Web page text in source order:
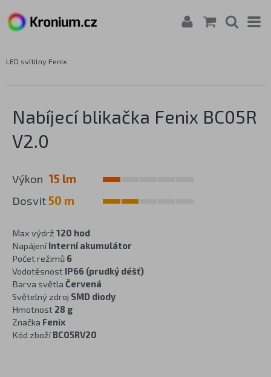
LED svítilny Fenix
Nabíjecí blikačka Fenix BC05R
V2.0
Výkon 15 lm
Dosvit50 m
Max výdrž 120 hod
NapájeníInterní akumulátor
Počet režimů 6
Vodotěsnost IP66 (prudký déšť)
Barva světla Červená
Světelný zdroj SMD diody
Hmotnost 28 g
Značka Fenix
Kód zbožíBC05RV20